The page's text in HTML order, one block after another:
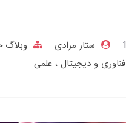
ستار مرادی
وبلاگ
فناوری و دیجیتال علمی